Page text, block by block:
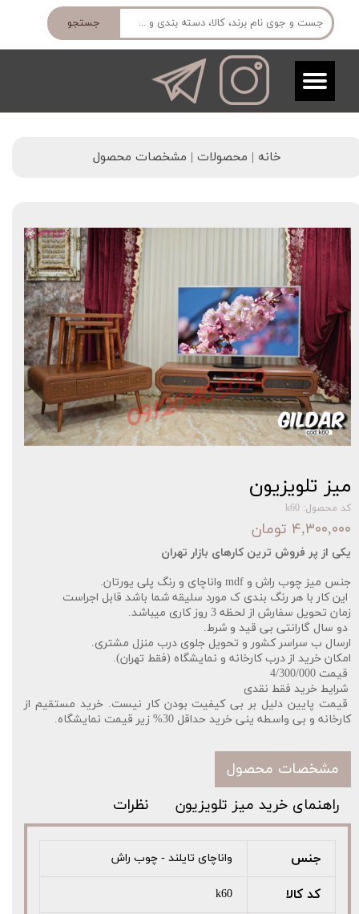
جستجو
خانه | محصولات | مشخصات محصول
میز تلویزیون
کد محصول: k60
۴,۳۰۰,۰۰۰ تومان
یکی از پر فروش ترین کارهای بازار تهران‌‌
جنس میز چوب راش و mdf واناچای و رنگ پلی یورتان.
این کار با هر رنگ بندی ک مورد سلیقه شما باشد قابل اجراست
زمان تحویل سفارش از لحظه 3 روز کاری میباشد.
دو سال گارانتی بی قید و شرط.
ارسال ب سراسر کشور و تحویل جلوی درب منزل مشتری.
امکان خرید از درب کارخانه و نمایشگاه (فقط تهران).
قیمت 4/300/000
شرایط خرید فقط نقدی
قیمت پایین دلیل بر بی کیفیت بودن کار نیست. خرید مستقیم از
کارخانه و بی واسطه ینی خرید حداقل 30% زیر قیمت نمایشگاه.
مشخصات محصول
راهنمای خرید میز تلویزیون
نظرات
جنس واناچای تایلند - چوب راش
کد کالا k60